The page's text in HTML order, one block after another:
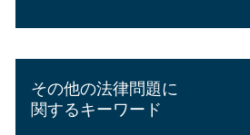
相続 年金
遺留分 とは
相続 兄弟 不公平
交通事故 休業補償
交通事故 懲役
交通事故 示談
過失割合 慰謝料
交通事故 骨折 慰謝料
顧問弁護士 メリット
企業法務 事務所
企業法務 弁護士 魅力
顧問弁護士と弁護士の違い
顧問弁護士 年収
任意整理 弁護士 選び方
自己破産 弁護士 選び方
任意整理とは
債務整理 おすすめ
その他の法律問題に
関するキーワード